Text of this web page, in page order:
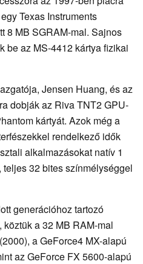
Texas Instruments
8 MB SGRAM-mal. Sajnos
be az MS-4412 kártya fizikai
Jensen Huang, és az
dobják az Riva TNT2 GPU-
kártyát. Azok még a
rendelkező idők
alkalmazásokat natív 1
32 bites színmélységgel
generációhoz tartozó
a 32 MB RAM-mal
a GeForce4 MX-alapú
az GeForce FX 5600-alapú